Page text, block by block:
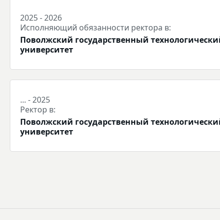
2025 - 2026
Исполняющий обязанности ректора в:
Поволжский государственный
университет
... - 2025
Ректор в:
Поволжский государственный
университет